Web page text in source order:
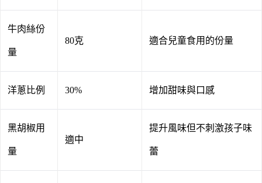
牛肉絲份
量
80克 適合兒童食用的份量
洋蔥比例 30% 增加甜味與口感
黑胡椒用
量
適中
提升風味但不刺激孩子味
蕾